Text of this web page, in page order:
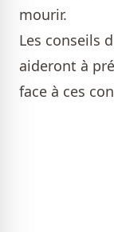
mourir.
Les conseils
aideront à
face à ces